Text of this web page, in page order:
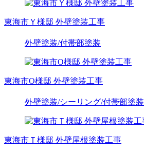
東海市Ｙ様邸 外壁塗装工事
外壁塗装/付帯部塗装
東海市O様邸 外壁塗装工事
外壁塗装/シーリング/付帯部塗装
東海市Ｔ様邸 外壁屋根塗装工事